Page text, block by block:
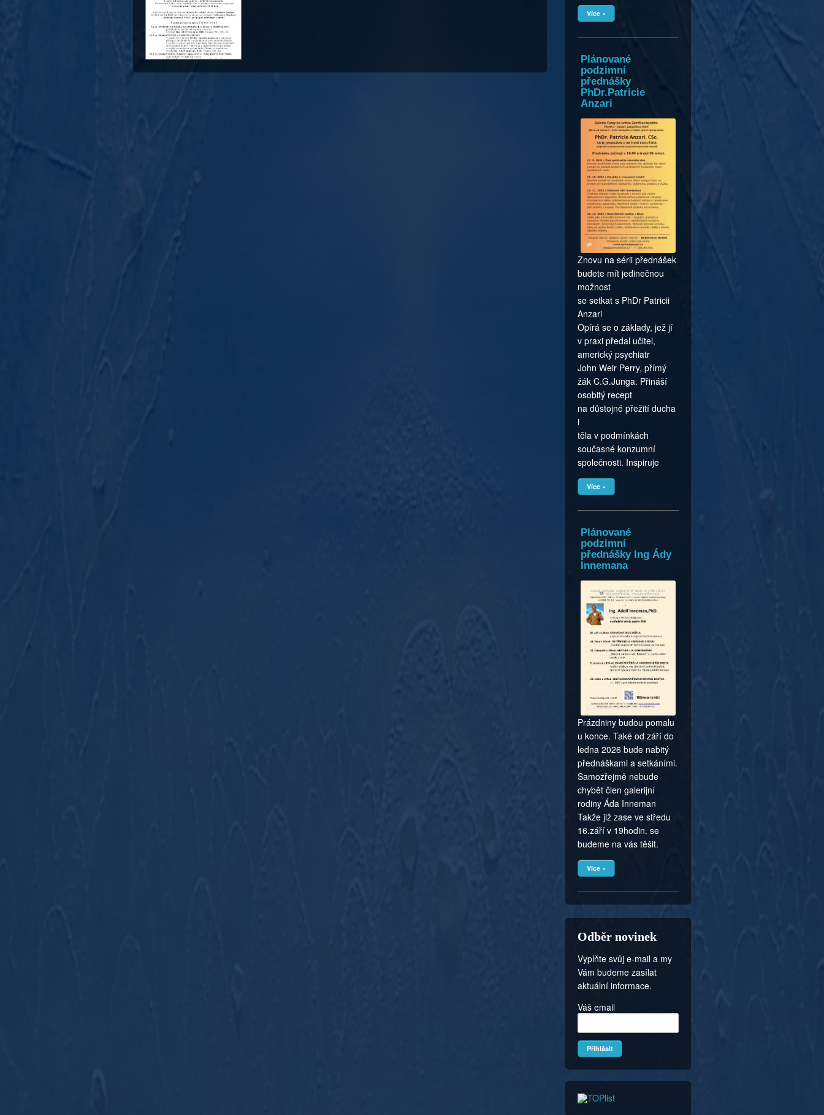
Více »
Plánované
podzimní
přednášky
PhDr.Patricie
Anzari
Znovu na sérii přednášek
budete mít jedinečnou
možnost
se setkat s PhDr Patricii
Anzari
Opírá se o základy, jež jí
v praxi předal učitel,
americký psychiatr
John Weir Perry, přímý
žák C.G.Junga. Přináší
osobitý recept
na důstojné přežití ducha
i
těla v podmínkách
současné konzumní
společnosti. Inspiruje
Více »
Plánované
podzimní
přednášky Ing Ády
Innemana
Prázdniny budou pomalu
u konce. Také od září do
ledna 2026 bude nabitý
přednáškami a setkáními.
Samozřejmě nebude
chybět člen galerijní
rodiny Áda Inneman
Takže již zase ve středu
16.září v 19hodin. se
budeme na vás těšit.
Více »
Odběr novinek
Vyplňte svůj e-mail a my
Vám budeme zasílat
aktuální informace.
Váš email